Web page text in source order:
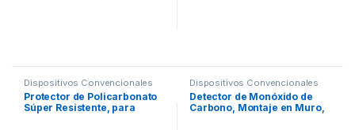
Dispositivos Convencionales
Protector de Policarbonato
Súper Resistente, para
Dispositivos Convencionales
Detector de Monóxido de
Carbono, Montaje en Muro,